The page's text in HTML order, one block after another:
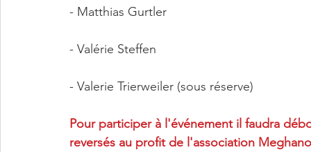
- Matthias Gurtler
- Valérie Steffen
- Valerie Trierweiler (sous réserve)
Pour participer à l'événement il faudra
reversés au profit de l'association